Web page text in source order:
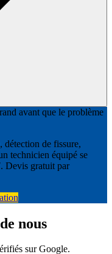
avant que le problème
détection de fissure,
technicien équipé se
Devis gratuit par
nous
sur Google.